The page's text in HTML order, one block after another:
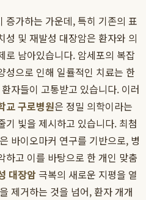
증가하는 가운데, 특히 기존의 표
성 및 재발성 대장암은 환자와 의
로 남아있습니다. 암세포의 복잡
성으로 인해 일률적인 치료는 한
자들이 고통받고 있습니다. 이러
교 구로병원은 정밀 의학이라는
기 빛을 제시하고 있습니다. 최첨
바이오마커 연구를 기반으로, 병
하고 이를 바탕으로 한 개인 맞춤
대장암 극복의 새로운 지평을 열
제거하는 것을 넘어, 환자 개개